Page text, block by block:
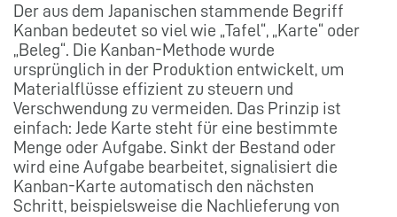
Der aus dem Japanischen stammende Begriff
Kanban bedeutet so viel wie „Tafel“, „Karte“ oder
„Beleg“. Die Kanban-Methode wurde
ursprünglich in der Produktion entwickelt, um
Materialflüsse effizient zu steuern und
Verschwendung zu vermeiden. Das Prinzip ist
einfach: Jede Karte steht für eine bestimmte
Menge oder Aufgabe. Sinkt der Bestand oder
wird eine Aufgabe bearbeitet, signalisiert die
Kanban-Karte automatisch den nächsten
Schritt, beispielsweise die Nachlieferung von